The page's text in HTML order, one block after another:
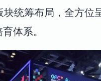
块统筹布局，全方位
体系。